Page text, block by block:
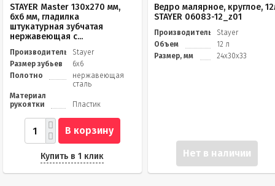
STAYER Master 130х270 мм,
6х6 мм, гладилка
штукатурная зубчатая
нержавеющая с...
Производитель
Stayer
Размер зубьев
6x6
Полотно
нержавеющая
сталь
Материал
рукоятки
Пластик
В корзину
Купить в 1 клик
Ведро малярное, круглое,
STAYER 06083-12_z01
Производитель
Stayer
Объем
12 л
Размер, мм
24х30х33
Нет в наличии